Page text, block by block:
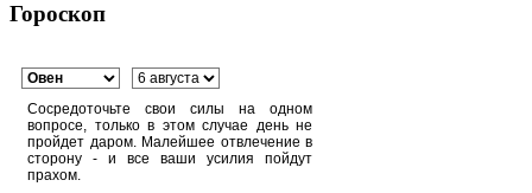
Гороскоп
Сосредоточьте свои силы на одном
вопросе, только в этом случае день не
пройдет даром. Малейшее отвлечение в
сторону - и все ваши усилия пойдут
прахом.